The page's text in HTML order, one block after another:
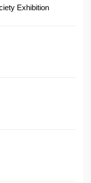
Exhibition